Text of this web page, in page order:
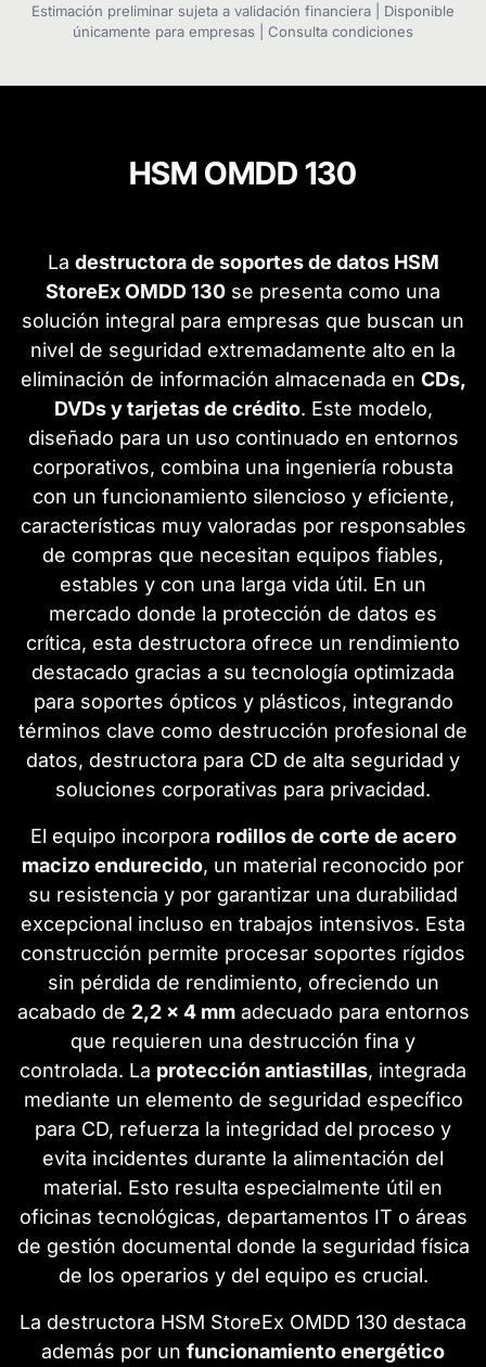
Estimación preliminar sujeta a validación financiera | Disponible
únicamente para empresas | Consulta condiciones
HSM OMDD 130
La destructora de soportes de datos HSM
StoreEx OMDD 130 se presenta como una
solución integral para empresas que buscan un
nivel de seguridad extremadamente alto en la
eliminación de información almacenada en CDs,
DVDs y tarjetas de crédito. Este modelo,
diseñado para un uso continuado en entornos
corporativos, combina una ingeniería robusta
con un funcionamiento silencioso y eficiente,
características muy valoradas por responsables
de compras que necesitan equipos fiables,
estables y con una larga vida útil. En un
mercado donde la protección de datos es
crítica, esta destructora ofrece un rendimiento
destacado gracias a su tecnología optimizada
para soportes ópticos y plásticos, integrando
términos clave como destrucción profesional de
datos, destructora para CD de alta seguridad y
soluciones corporativas para privacidad.
El equipo incorpora rodillos de corte de acero
macizo endurecido, un material reconocido por
su resistencia y por garantizar una durabilidad
excepcional incluso en trabajos intensivos. Esta
construcción permite procesar soportes rígidos
sin pérdida de rendimiento, ofreciendo un
acabado de 2,2 x 4 mmadecuado para entornos
que requieren una destrucción fina y
controlada. La protección antiastillas, integrada
mediante un elemento de seguridad específico
para CD, refuerza la integridad del proceso y
evita incidentes durante la alimentación del
material. Esto resulta especialmente útil en
oficinas tecnológicas, departamentos IT o áreas
de gestión documental donde la seguridad física
de los operarios y del equipo es crucial.
La destructora HSM StoreEx OMDD 130 destaca
además por un funcionamiento energético